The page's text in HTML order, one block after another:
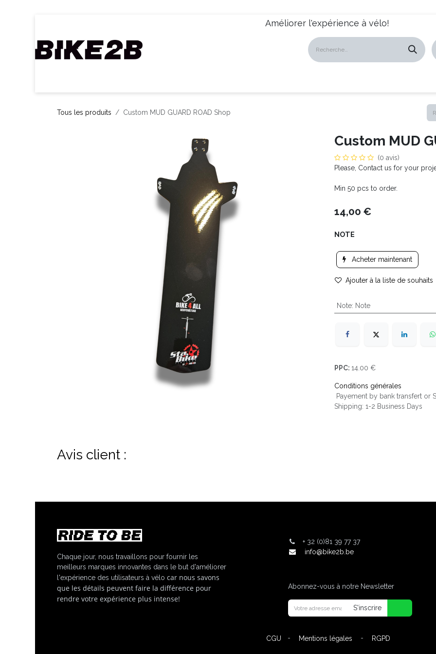
Améliorer l'expérience à vélo!
Tous les produits Custom MUD GUARD ROAD Shop
Custom MUD
(0 avis)
Please, Contact us for your
Min 50 pcs to order.
14,00 €
NOTE
Acheter maintenant
Ajouter à la liste de souhaits
Note: Note
PPC: 14.00 €
Conditions générales
Payement by bank transfert or
Shipping: 1-2 Business Days
Avis client :
Chaque jour, nous travaillons pour fournir les
meilleurs marques innovantes dans le but d'améliorer
l'expérience des utilisateurs à vélo car nous savons
que les détails peuvent faire la différence pour
rendre votre expérience plus intense!
+ 32 (0)81 39 77 37
info@bike2b.be
Abonnez-vous à notre Newsletter
S'inscrire
CGU - Mentions légales - RGPD